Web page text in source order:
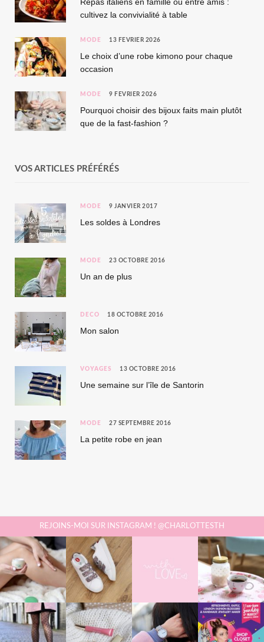
Repas italiens en famille ou entre amis :
cultivez la convivialité à table
MODE 13 FÉVRIER 2026
Le choix d’une robe kimono pour chaque
occasion
MODE 9 FÉVRIER 2026
Pourquoi choisir des bijoux faits main plutôt
que de la fast-fashion ?
VOS ARTICLES PRÉFÉRÉS
MODE 9 JANVIER 2017
Les soldes à Londres
MODE 23 OCTOBRE 2016
Un an de plus
DÉCO 18 OCTOBRE 2016
Mon salon
VOYAGES 13 OCTOBRE 2016
Une semaine sur l’île de Santorin
MODE 27 SEPTEMBRE 2016
La petite robe en jean
REJOINS-MOI SUR INSTAGRAM ! @CHARLOTTESTH